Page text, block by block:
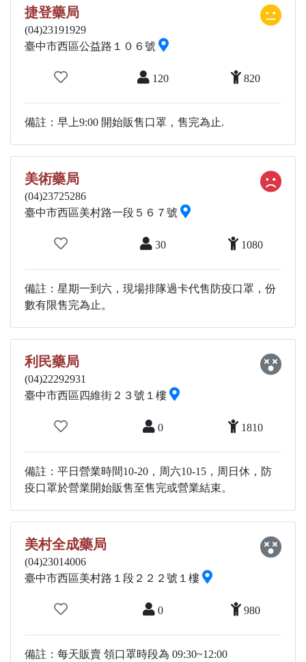
捷登藥局
(04)23191929
臺中市西區公益路１０６號
120 820
備註：早上9:00 開始販售口罩，售完為止.
美術藥局
(04)23725286
臺中市西區美村路一段５６７號
30 1080
備註：星期一到六，現場排隊過卡代售防疫口罩，份
數有限售完為止。
利民藥局
(04)22292931
臺中市西區四維街２３號１樓
0 1810
備註：平日營業時間10-20，周六10-15，周日休，防
疫口罩於營業開始販售至售完或營業結束。
美村全成藥局
(04)23014006
臺中市西區美村路１段２２２號１樓
0 980
備註：每天販賣 領口罩時段為 09:30~12:00